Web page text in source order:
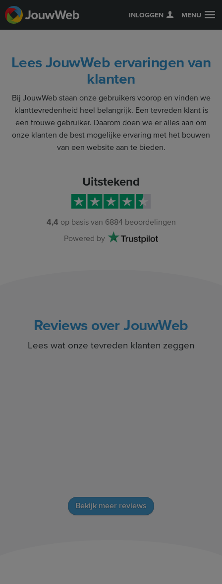
INLOGGEN MENU
Lees JouwWeb ervaringen van
klanten
Bij JouwWeb staan onze gebruikers voorop en vinden we
klanttevredenheid heel belangrijk. Een tevreden klant is
een trouwe gebruiker. Daarom doen we er alles aan om
onze klanten de best mogelijke ervaring met het bouwen
van een website aan te bieden.
Uitstekend
4,4 op basis van 6884beoordelingen
Powered by
Reviews over JouwWeb
Lees wat onze tevreden klanten zeggen
Bekijk meer reviews